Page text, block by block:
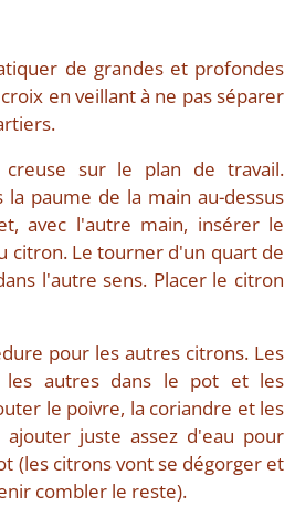
de grandes et profondes
en veillant à ne pas séparer
sur le plan de travail.
paume de la main au-dessus
avec l'autre main, insérer le
citron. Le tourner d'un quart de
l'autre sens. Placer le citron
pour les autres citrons. Les
autres dans le pot et les
le poivre, la coriandre et les
juste assez d'eau pour
(les citrons vont se dégorger et
combler le reste).